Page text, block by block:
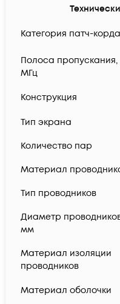
Категория патч-корда
Полоса пропускания,
МГц
Конструкция
Тип экрана
Количество пар
Материал
Тип проводников
Диаметр
мм
Материал изоляции
проводников
Материал оболочки